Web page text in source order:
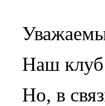
Наш клуб
Но, в